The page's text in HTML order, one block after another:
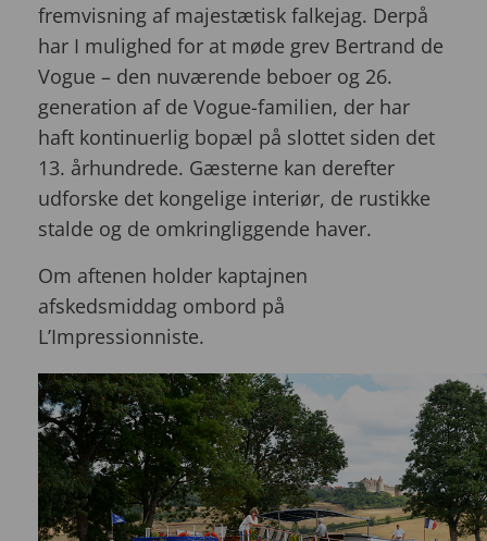
fremvisning af majestætisk falkejag. Derpå
har I mulighed for at møde grev Bertrand de
Vogue – den nuværende beboer og 26.
generation af de Vogue-familien, der har
haft kontinuerlig bopæl på slottet siden det
13. århundrede. Gæsterne kan derefter
udforske det kongelige interiør, de rustikke
stalde og de omkringliggende haver.
Om aftenen holder kaptajnen
afskedsmiddag ombord på
L’Impressionniste.